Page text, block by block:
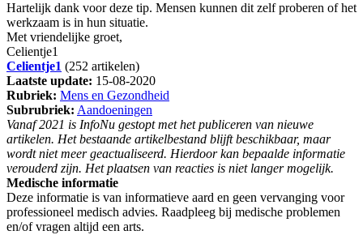
Hartelijk dank voor deze tip. Mensen kunnen dit zelf proberen of het
werkzaam is in hun situatie.
Met vriendelijke groet,
Celientje1
Celientje1 (252 artikelen)
Laatste update: 15-08-2020
Rubriek: Mens en Gezondheid
Subrubriek: Aandoeningen
Vanaf 2021 is InfoNu gestopt met het publiceren van nieuwe
artikelen. Het bestaande artikelbestand blijft beschikbaar, maar
wordt niet meer geactualiseerd. Hierdoor kan bepaalde informatie
verouderd zijn. Het plaatsen van reacties is niet langer mogelijk.
Medische informatie
Deze informatie is van informatieve aard en geen vervanging voor
professioneel medisch advies. Raadpleeg bij medische problemen
en/of vragen altijd een arts.